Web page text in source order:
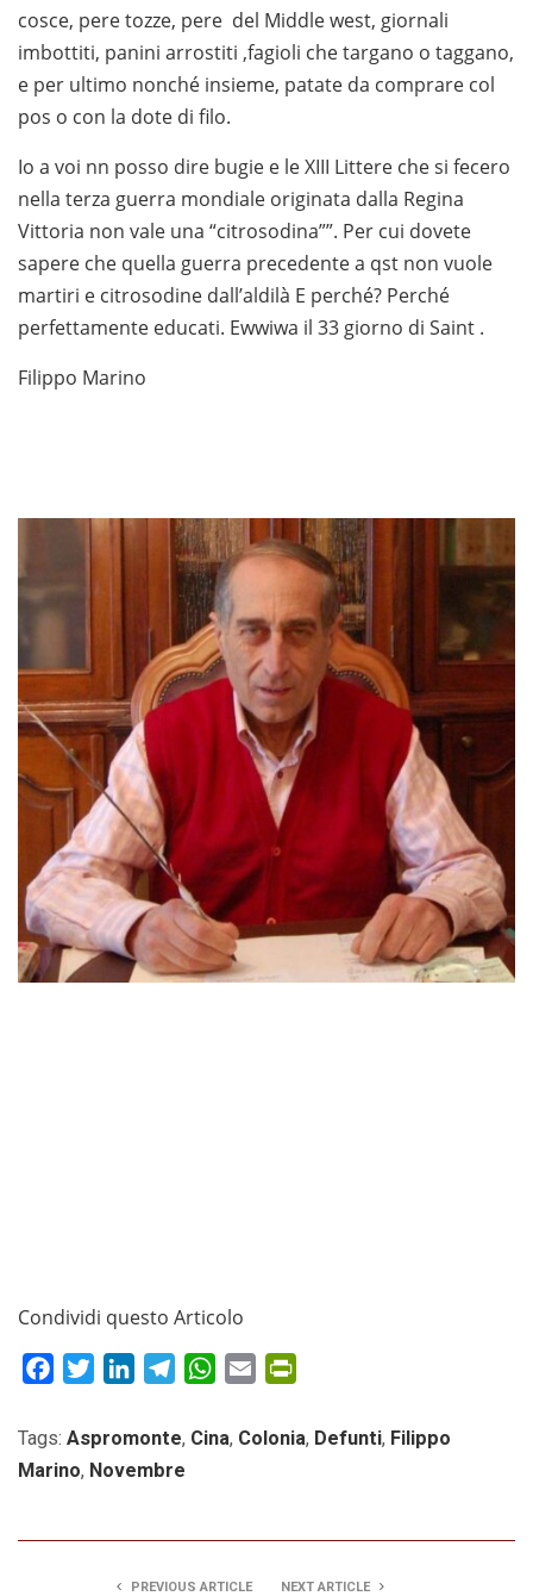
cosce, pere tozze, pere del Middle west, giornali
imbottiti, panini arrostiti ,fagioli che targano o taggano,
e per ultimo nonché insieme, patate da comprare col
pos o con la dote di filo.
Io a voi nn posso dire bugie e le XIII Littere che si fecero
nella terza guerra mondiale originata dalla Regina
Vittoria non vale una “citrosodina””. Per cui dovete
sapere che quella guerra precedente a qst non vuole
martiri e citrosodine dall’aldilà E perché? Perché
perfettamente educati. Ewwiwa il 33 giorno di Saint .
Filippo Marino
Condividi questo Articolo
FacebookTwitterLinkedInTelegramWhatsApp
Email
Tags: Aspromonte, Cina, Colonia, Defunti, Filippo
Marino, Novembre
PREVIOUS ARTICLE NEXT ARTICLE